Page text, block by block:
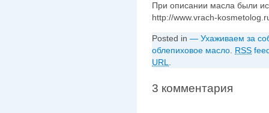
При описании масла были
http://www.vrach-
Posted in — Ухаживаем за
облепиховое масло RSS
URL
3 комментария